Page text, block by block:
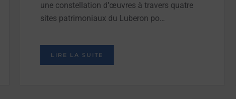
une constellation d’œuvres à travers quatre
sites patrimoniaux du Luberon po…
LIRE LA SUITE